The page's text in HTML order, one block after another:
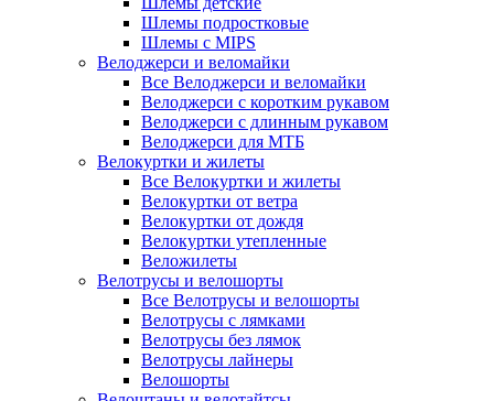
Шлемы подростковые
Шлемы с MIPS
Велоджерси и веломайки
Все Велоджерси и веломайки
Велоджерси с коротким рукавом
Велоджерси с длинным рукавом
Велоджерси для МТБ
Велокуртки и жилеты
Все Велокуртки и жилеты
Велокуртки от ветра
Велокуртки от дождя
Велокуртки утепленные
Веложилеты
Велотрусы и велошорты
Все Велотрусы и велошорты
Велотрусы с лямками
Велотрусы без лямок
Велотрусы лайнеры
Велошорты